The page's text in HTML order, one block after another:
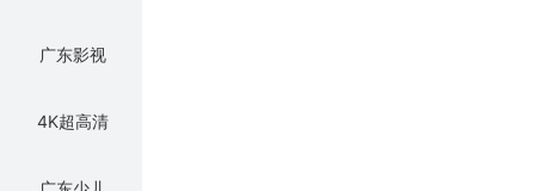
广东影视
4K超高清